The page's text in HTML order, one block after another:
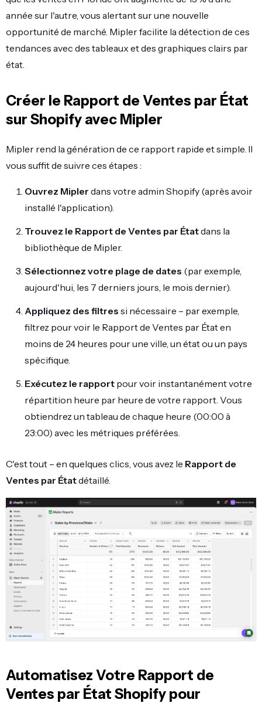
année sur l'autre, vous alertant sur une nouvelle
opportunité de marché. Mipler facilite la détection de ces
tendances avec des tableaux et des graphiques clairs par
état.
Créer le Rapport de Ventes par État
sur Shopify avec Mipler
Mipler rend la génération de ce rapport rapide et simple. Il
vous suffit de suivre ces étapes :
Ouvrez Mipler dans votre admin Shopify (après avoir
installé l'application).
Trouvez le Rapport de Ventes par Étatdans la
bibliothèque de Mipler.
Sélectionnez votre plage de dates (par exemple,
aujourd'hui, les 7 derniers jours, le mois dernier).
Appliquez des filtres si nécessaire – par exemple,
filtrez pour voir le Rapport de Ventes par État en
moins de 24 heures pour une ville, un état ou un pays
spécifique.
Exécutez le rapport pour voir instantanément votre
répartition heure par heure de votre rapport. Vous
obtiendrez un tableau de chaque heure (00:00 à
23:00) avec les métriques préférées.
C'est tout – en quelques clics, vous avez le Rapport de
Ventes par Étatdétaillé.
Automatisez Votre Rapport de
Ventes par État Shopify pour